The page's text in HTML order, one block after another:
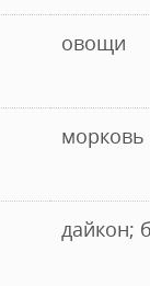
овощи
морковь
дайкон;